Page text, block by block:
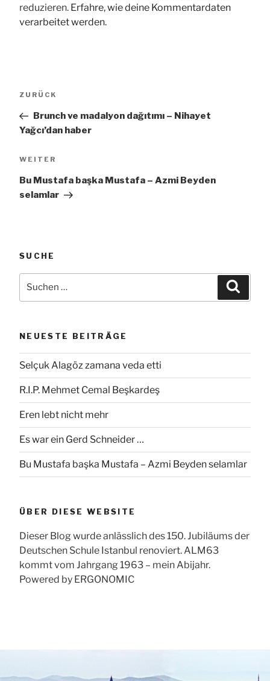
reduzieren. Erfahre, wie deine Kommentardaten
verarbeitet werden.
Vorheriger
ZURÜCK
Brunch ve madalyon dağıtımı – Nihayet
Yağcı’dan haber
Nächster
WEITER
Bu Mustafa başka Mustafa – Azmi Beyden
selamlar
SUCHE
nach:
NEUESTE BEITRÄGE
Selçuk Alagöz zamana veda etti
R.I.P. Mehmet Cemal Beşkardeş
Eren lebt nicht mehr
Es war ein Gerd Schneider …
Bu Mustafa başka Mustafa – Azmi Beyden selamlar
ÜBER DIESE WEBSITE
Dieser Blog wurde anlässlich des 150. Jubiläums der
Deutschen Schule Istanbul renoviert. ALM63
kommt vom Jahrgang 1963 – mein Abijahr.
Powered by ERGONOMIC